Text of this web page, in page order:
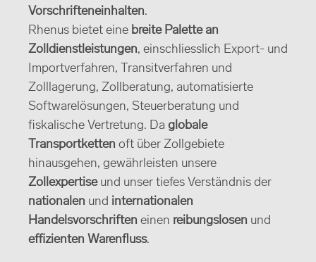
Vorschrifteneinhalten.
Rhenus bietet eine breite Palette an
Zolldienstleistungen, einschliesslich Export- und
Importverfahren, Transitverfahren und
Zolllagerung, Zollberatung, automatisierte
Softwarelösungen, Steuerberatung und
fiskalische Vertretung. Da globale
Transportketten oft über Zollgebiete
hinausgehen, gewährleisten unsere
Zollexpertiseund unser tiefes Verständnis der
nationalen und internationalen
Handelsvorschriften einen reibungslosen und
effizienten Warenfluss.